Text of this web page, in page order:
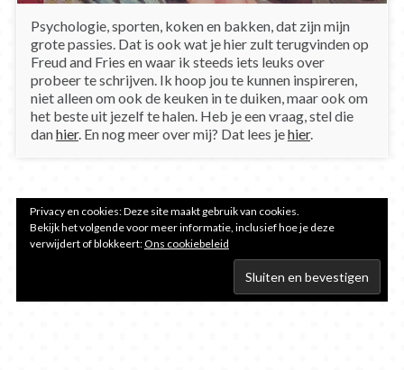
Psychologie, sporten, koken en bakken, dat zijn mijn
grote passies. Dat is ook wat je hier zult terugvinden op
Freud and Fries en waar ik steeds iets leuks over
probeer te schrijven. Ik hoop jou te kunnen inspireren,
niet alleen om ook de keuken in te duiken, maar ook om
het beste uit jezelf te halen. Heb je een vraag, stel die
danhier. En nog meer over mij? Dat lees jehier.
Privacy en cookies: Deze site maakt gebruik van cookies.
Bekijk het volgende voor meer informatie, inclusief hoe je deze
verwijdert of blokkeert:Ons cookiebeleid